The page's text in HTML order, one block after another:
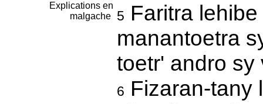
Explications en
malgache
5 Faritra
manantoetra
toetr' andro
6 Fizaran-tany